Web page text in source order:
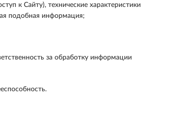
к Сайту), технические характеристики
подобная информация;
за обработку информации